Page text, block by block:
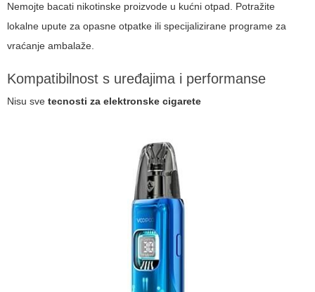
Nemojte bacati nikotinske proizvode u kućni otpad. Potražite
lokalne upute za opasne otpatke ili specijalizirane programe za
vraćanje ambalaže.
Kompatibilnost s uređajima i performanse
Nisu sve tecnosti za elektronske cigarete